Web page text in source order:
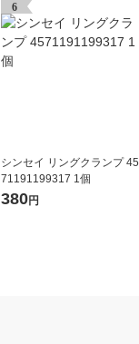
6
シンセイ リングクランプ 45
71191199317 1個
380円